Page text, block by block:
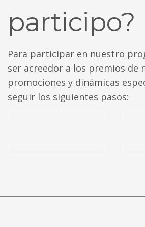
participo?
Para participar en nuestro
ser acreedor a los premios de
promociones y dinámicas
seguir los siguientes pasos: